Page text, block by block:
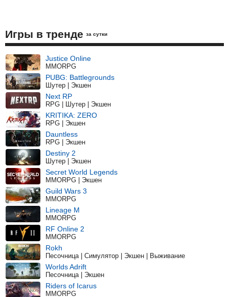
Игры в тренде за сутки
Justice Online
MMORPG
PUBG: Battlegrounds
Шутер | Экшен
Next RP
RPG | Шутер | Экшен
KRITIKA: ZERO
RPG | Экшен
Dauntless
RPG | Экшен
Destiny 2
Шутер | Экшен
Secret World Legends
MMORPG | Экшен
Guild Wars 3
MMORPG
Lineage M
MMORPG
RF Online 2
MMORPG
Rokh
Песочница | Симулятор | Экшен | Выживание
Worlds Adrift
Песочница | Экшен
Riders of Icarus
MMORPG